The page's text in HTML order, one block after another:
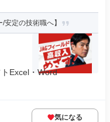
定の技術職へ】
Excel・Word
気になる